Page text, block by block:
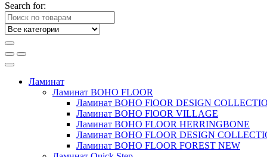
Search for:
Ламинат
Ламинат BOHO FLOOR
Ламинат BOHO FlOOR DESIGN
Ламинат BOHO FlOOR VILLAGE
Ламинат BOHO FLOOR HERRINGBONE
Ламинат BOHO FLOOR DESIGN
Ламинат BOHO FLOOR FOREST NEW